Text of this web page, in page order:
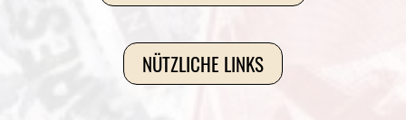
NÜTZLICHE LINKS